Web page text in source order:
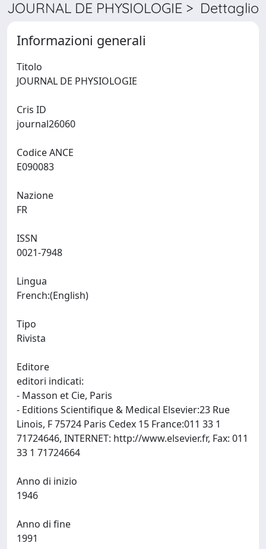
JOURNAL DE PHYSIOLOGIE > Dettaglio
Informazioni generali
Titolo
Cris ID
Codice ANCE
Nazione
ISSN
Lingua
Tipo
Rivista
Editore
editori indicati:
- Masson et Cie, Paris
- Editions Scientifique & Medical Elsevier:23 Rue
Linois, F 75724 Paris Cedex 15 France:011 33 1
71724646, INTERNET: http://www.elsevier.fr, Fax: 011
Anno di inizio
Anno di fine